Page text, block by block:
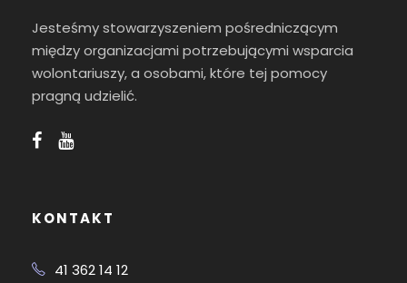
Jesteśmy stowarzyszeniem pośredniczącym
między organizacjami potrzebującymi wsparcia
wolontariuszy, a osobami, które tej pomocy
pragną udzielić.
KONTAKT
41 362 14 12